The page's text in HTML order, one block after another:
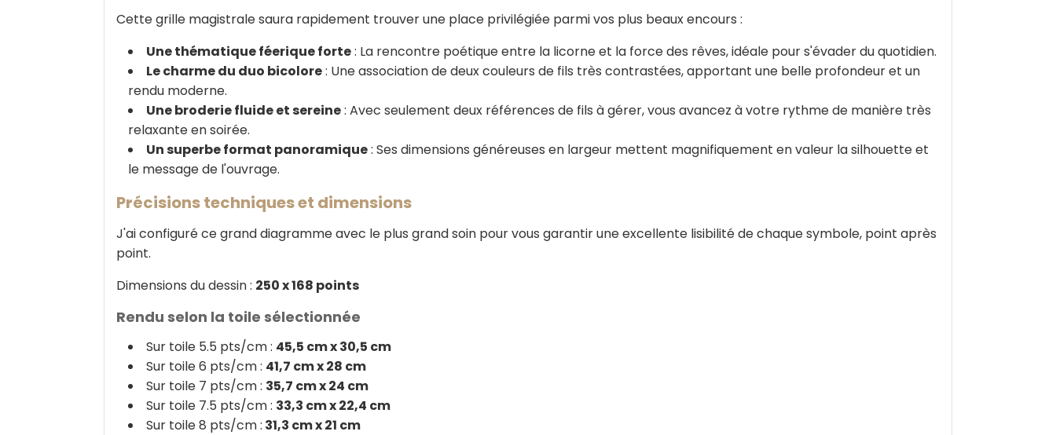
Cette grille magistrale saura rapidement trouver une place privilégiée parmi vos plus beaux encours :
Une thématique féerique forte: La rencontre poétique entre la licorne et la force des rêves, idéale pour s'évader du quotidien.
Le charme du duo bicolore: Une association de deux couleurs de fils très contrastées, apportant une belle profondeur et un
rendu moderne.
Une broderie fluide et sereine: Avec seulement deux références de fils à gérer, vous avancez à votre rythme de manière très
relaxante en soirée.
Un superbe format panoramique: Ses dimensions généreuses en largeur mettent magnifiquement en valeur la silhouette et
le message de l'ouvrage.
Précisions techniques et dimensions
J'ai configuré ce grand diagramme avec le plus grand soin pour vous garantir une excellente lisibilité de chaque symbole, point après
point.
Dimensions du dessin : 250 x 168 points
Rendu selon la toile sélectionnée
Sur toile 5.5 pts/cm : 45,5 cm x 30,5 cm
Sur toile 6 pts/cm : 41,7 cm x 28 cm
Sur toile 7 pts/cm : 35,7 cm x 24 cm
Sur toile 7.5 pts/cm : 33,3 cm x 22,4 cm
Sur toile 8 pts/cm : 31,3 cm x 21 cm